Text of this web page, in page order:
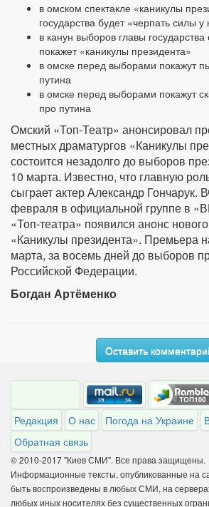
в омском спектакле «каникулы
государства будет «черпать силы
в канун выборов главы
покажет «каникулы президента»
в омске перед выборами покажут
путина
в омске перед выборами покажут
про путина
Омский «Топ-Театр» анонсировал
местных драматургов «Каникулы
состоится незадолго до выборов
10 марта. Известно, что главную
сыграет актер Александр Гончарук.
февраля в официальной группе в
«Топ-театра» появился анонс
«Каникулы президента». Премьера
марта, за восемь дней до выборов
Российской Федерации.
Богдан Артёменко
Оставить
Редакция О нас Погода на Украине
Обратная связь
© 2010-2017 "Киев СМИ". Все права защищены.
Информационные тексты, опубликованные на
быть воспроизведены в любых СМИ, на
любых иных носителях без существенных